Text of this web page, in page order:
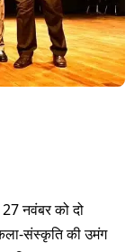
नवंबर को दो
संस्कृति की उमंग